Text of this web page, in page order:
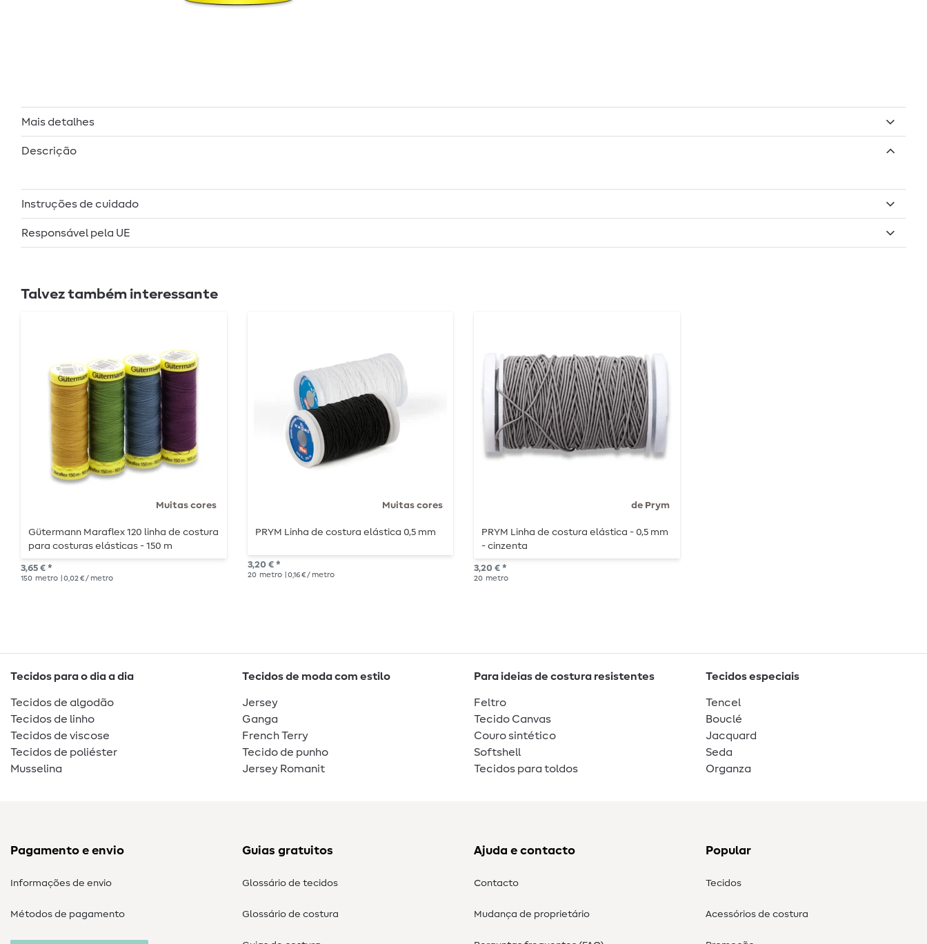
Mais detalhes
Descrição
Instruções de cuidado
Responsável pela UE
Talvez também interessante
Muitas cores
Gütermann Maraflex 120 linha de costura
para costuras elásticas - 150 m
3,65 € *
150 metro | 0,02 € / metro
Muitas cores
PRYM Linha de costura elástica 0,5 mm
3,20 € *
20 metro | 0,16 € / metro
de Prym
PRYM Linha de costura elástica - 0,5 mm
- cinzenta
3,20 € *
20 metro
Tecidos para o dia a dia
Tecidos de algodão
Tecidos de linho
Tecidos de viscose
Tecidos de poliéster
Musselina
Tecidos de moda com estilo
Jersey
Ganga
French Terry
Tecido de punho
Jersey Romanit
Para ideias de costura resistentes
Feltro
Tecido Canvas
Couro sintético
Softshell
Tecidos para toldos
Tecidos especiais
Tencel
Bouclé
Jacquard
Seda
Organza
Pagamento e envio
Informações de envio
Métodos de pagamento
Guias gratuitos
Glossário de tecidos
Glossário de costura
Ajuda e contacto
Contacto
Mudança de proprietário
Popular
Tecidos
Acessórios de costura